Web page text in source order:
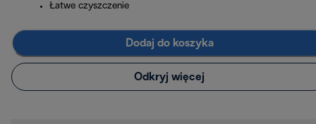
Łatwe czyszczenie
Dodaj do koszyka
Odkryj więcej